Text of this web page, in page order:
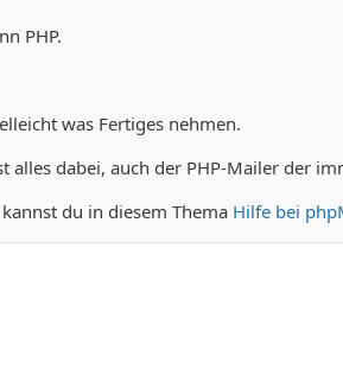
PHP.
was Fertiges nehmen.
alles dabei, auch der PHP-Mailer der
du in diesem Thema Hilfe bei